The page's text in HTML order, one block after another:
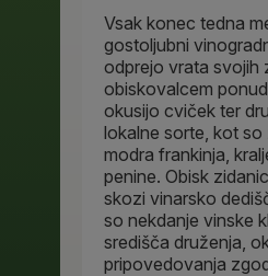
Vsak konec tedna
gostoljubni
odprejo vrata svojih
obiskovalcem
okusijo cviček ter
lokalne sorte, kot so
modra frankinja,
penine. Obisk
skozi vinarsko
so nekdanje vinske
središča druženja,
pripovedovanja